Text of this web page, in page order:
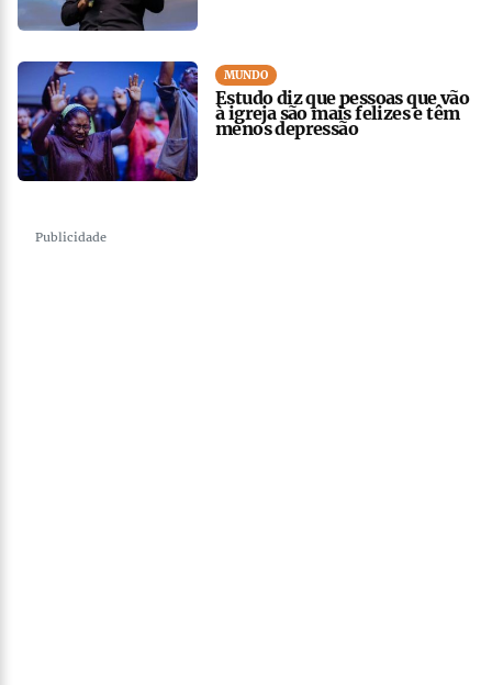
MUNDO
Estudo diz que pessoas que vão
à igreja são mais felizes e têm
menos depressão
Publicidade